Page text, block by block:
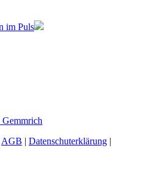
AGB | Datenschuterklärung |